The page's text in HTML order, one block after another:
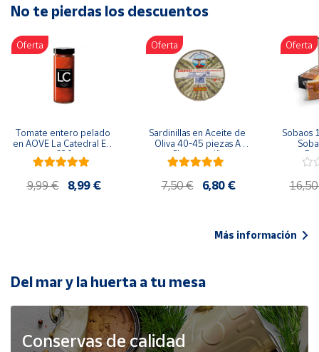
Artesanía
Oficina y
Papelería
Para Canarias,
Ceuta y Melilla
populares
Bono
Cultural
de Correos
Market
Productos
Solidarios
No te pierdas los descuentos
Oferta
Tomate entero pelado
en AOVE La Catedral ER-
630
9,99 € 8,99 €
Oferta
Sardinillas en Aceite de
Oliva 40-45 piezas A
Churrusquiña
7,50 € 6,80 €
Oferta
Sobaos
Más información
Del mar y la huerta a tu mesa
Conservas de calidad